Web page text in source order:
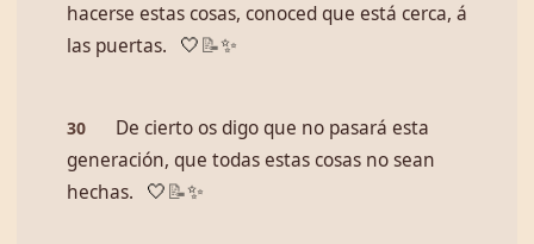
hacerse estas cosas, conoced que está cerca, á
las puertas.
🤍 📝✨
30
De cierto os digo que no pasará esta
generación, que todas estas cosas no sean
hechas.
🤍 📝✨